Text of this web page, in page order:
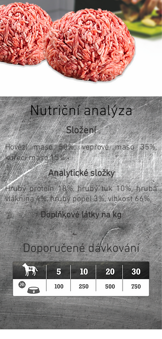
Nutriční analýza
Složení
Hovězí maso 50%, vepřové maso 35%,
kuřecí maso 15%.
Analytické složky
Hrubý protein 18%, hrubý tuk 10%, hrubá
vláknina 4%, hrubý popel 3%, vlhkost 66%.
Doplňkové látky na kg
Doporučené dávkování